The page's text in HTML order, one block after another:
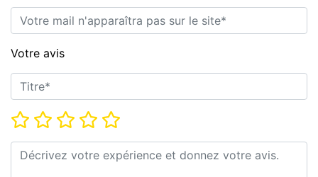
E-mail*
Votre avis
Titre*
Note*
Commentaire*